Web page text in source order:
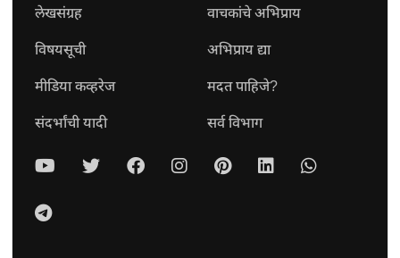
लेखसंग्रह वाचकांचे अभिप्राय
विषयसूची अभिप्राय द्या
मीडिया कव्हरेज मदत पाहिजे?
संदर्भांची यादी सर्व विभाग